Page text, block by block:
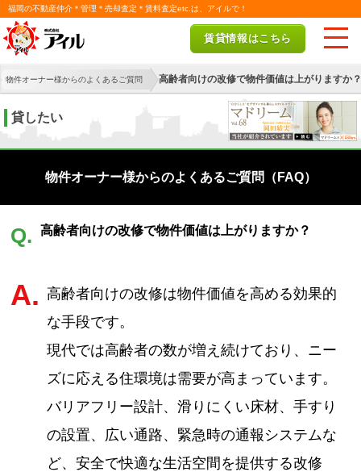
福岡の不動産仲介＊管理＊売却査定＊賃料査定etc.は、アイルで！
賃貸情報はこちら
物件オーナー様からのよくあるご質問 高齢者向けの改修で物件価値は上がりますか？
貸したい
物件オーナー様からのよくあるご質問（FAQ）
Q. 高齢者向けの改修で物件価値は上がりますか？
A. 高齢者向けの改修は物件価値を高める効果的
な手段です。
現代では高齢者の数が増え続けており、ニー
ズに応える住環境は需要が高まっています。
バリアフリー設計、滑りにくい床材、手すり
の設置、広い通路、緊急時の通報システムな
ど、安全で快適な生活空間を提供する改修